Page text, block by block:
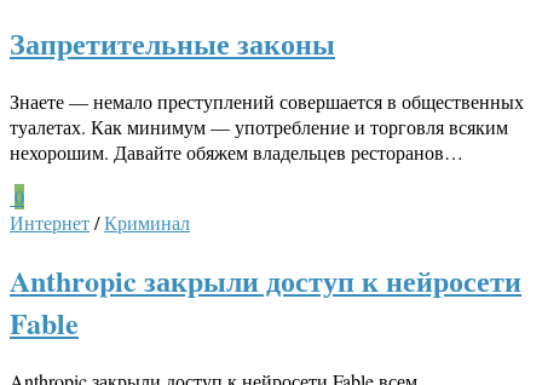
Запретительные законы
Знаете — немало преступлений совершается в общественных
туалетах. Как минимум — употребление и торговля всяким
нехорошим. Давайте обяжем владельцев ресторанов…
0
Интернет/Криминал
Anthropic закрыли доступ к нейросети
Fable